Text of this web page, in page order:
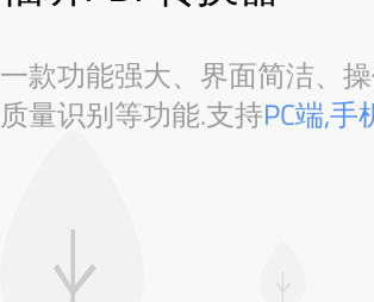
一款功能强大、界面简洁、
质量识别等功能.支持PC端,